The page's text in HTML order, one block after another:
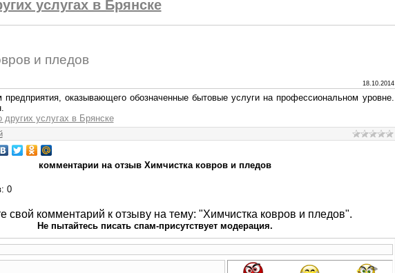
услугах в Брянске
и пледов
18.10.2014
предприятия, оказывающего обозначенные бытовые услуги на профессиональном уровне.
других услугах в Брянске
комментарии на отзыв Химчистка ковров и пледов
: 0
свой комментарий к отзыву на тему: "Химчистка ковров и пледов".
Не пытайтесь писать спам-присутствует модерация.